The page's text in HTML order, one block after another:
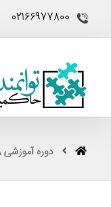
02166977800
دوره آموزشی PDIA